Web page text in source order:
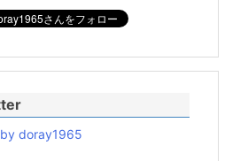
doray1965